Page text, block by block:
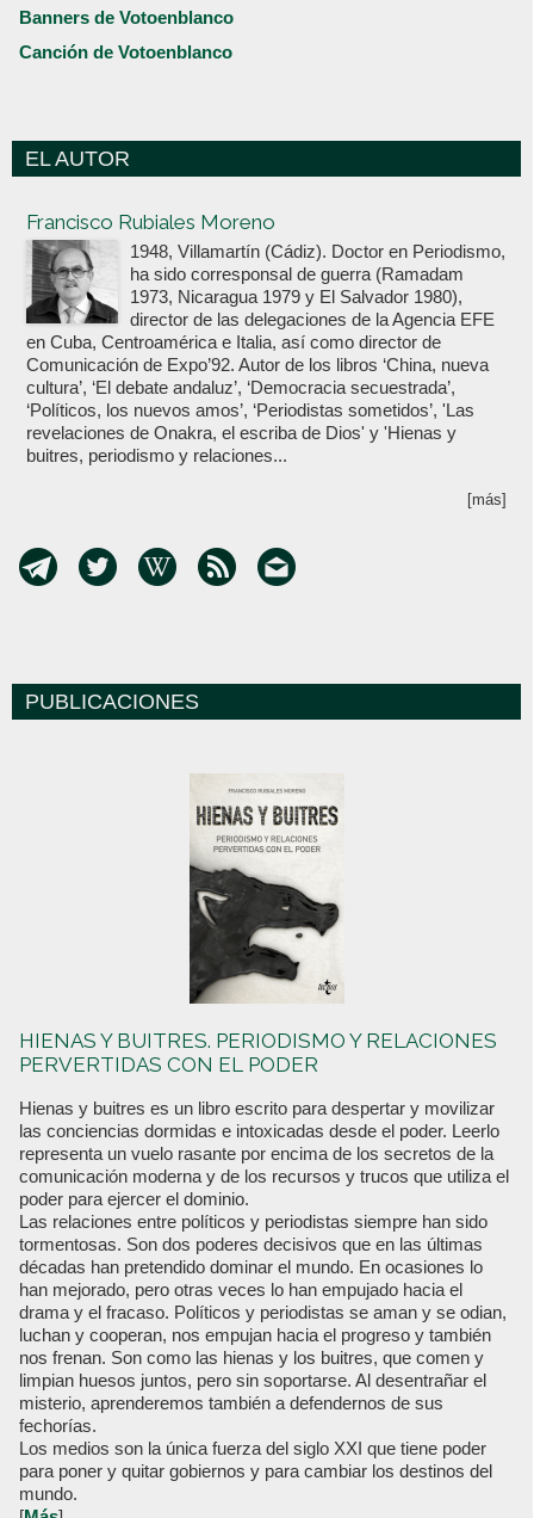
Banners de Votoenblanco
Canción de Votoenblanco
EL AUTOR
Francisco Rubiales Moreno
1948, Villamartín (Cádiz). Doctor en Periodismo,
ha sido corresponsal de guerra (Ramadam
1973, Nicaragua 1979 y El Salvador 1980),
director de las delegaciones de la Agencia EFE
en Cuba, Centroamérica e Italia, así como director de
Comunicación de Expo’92. Autor de los libros ‘China, nueva
cultura’, ‘El debate andaluz’, ‘Democracia secuestrada’,
‘Políticos, los nuevos amos’, ‘Periodistas sometidos’, 'Las
revelaciones de Onakra, el escriba de Dios' y 'Hienas y
buitres, periodismo y relaciones...
[más]
PUBLICACIONES
HIENAS Y BUITRES. PERIODISMO Y RELACIONES
PERVERTIDAS CON EL PODER
Hienas y buitres es un libro escrito para despertar y movilizar
las conciencias dormidas e intoxicadas desde el poder. Leerlo
representa un vuelo rasante por encima de los secretos de la
comunicación moderna y de los recursos y trucos que utiliza el
poder para ejercer el dominio.
Las relaciones entre políticos y periodistas siempre han sido
tormentosas. Son dos poderes decisivos que en las últimas
décadas han pretendido dominar el mundo. En ocasiones lo
han mejorado, pero otras veces lo han empujado hacia el
drama y el fracaso. Políticos y periodistas se aman y se odian,
luchan y cooperan, nos empujan hacia el progreso y también
nos frenan. Son como las hienas y los buitres, que comen y
limpian huesos juntos, pero sin soportarse. Al desentrañar el
misterio, aprenderemos también a defendernos de sus
fechorías.
Los medios son la única fuerza del siglo XXI que tiene poder
para poner y quitar gobiernos y para cambiar los destinos del
mundo.